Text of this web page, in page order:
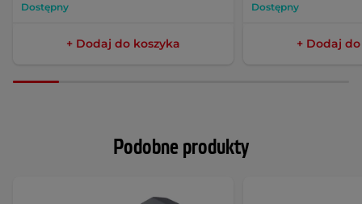
Dostępny
+ Dodaj do koszyka
Dostępny
+ Dodaj
Podobne produkty